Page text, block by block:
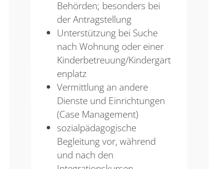
Behörden; besonders bei
der Antragstellung
Unterstützung bei Suche
nach Wohnung oder einer
Kinderbetreuung/Kindergart
enplatz
Vermittlung an andere
Dienste und Einrichtungen
(Case Management)
sozialpädagogische
Begleitung vor, während
und nach den